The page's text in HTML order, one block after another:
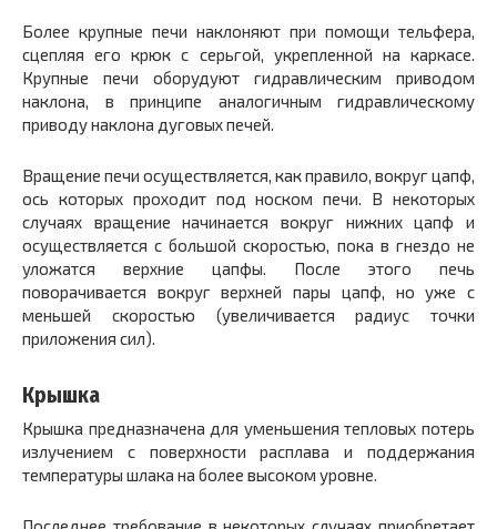
Более крупные печи наклоняют при помощи тельфера,
сцепляя его крюк с серьгой, укрепленной на каркасе.
Крупные печи оборудуют гидравлическим приводом
наклона, в принципе аналогичным гидравлическому
приводу наклона дуговых печей.
Вращение печи осуществляется, как правило, вокруг цапф,
ось которых проходит под носком печи. В некоторых
случаях вращение начинается вокруг нижних цапф и
осуществляется с большой скоростью, пока в гнездо не
уложатся верхние цапфы. После этого печь
поворачивается вокруг верхней пары цапф, но уже с
меньшей скоростью (увеличивается радиус точки
приложения сил).
Крышка
Крышка предназначена для уменьшения тепловых потерь
излучением с поверхности расплава и поддержания
температуры шлака на более высоком уровне.